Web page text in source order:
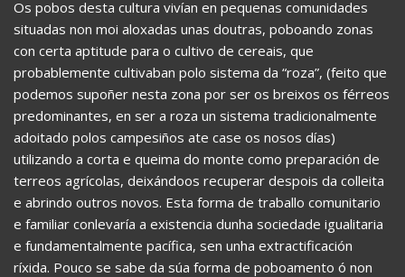
Os pobos desta cultura vivían en pequenas comunidades
situadas non moi aloxadas unas doutras, poboando zonas
con certa aptitude para o cultivo de cereais, que
probablemente cultivaban polo sistema da “roza”, (feito que
podemos supoñer nesta zona por ser os breixos os férreos
predominantes, en ser a roza un sistema tradicionalmente
adoitado polos campesiños ate case os nosos días)
utilizando a corta e queima do monte como preparación de
terreos agrícolas, deixándoos recuperar despois da colleita
e abrindo outros novos. Esta forma de traballo comunitario
e familiar conlevaría a existencia dunha sociedade igualitaria
e fundamentalmente pacífica, sen unha extractificación
ríxida. Pouco se sabe da súa forma de poboamento ó non